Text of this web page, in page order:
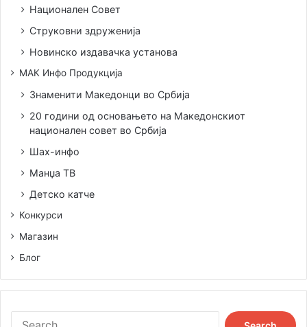
Национален Совет
Струковни здруженија
Новинско издавачка установа
МАК Инфо Продукција
Знаменити Македонци во Србија
20 години од основањето на Македонскиот
национален совет во Србија
Шах-инфо
Манџа ТВ
Детско катче
Конкурси
Магазин
Блог